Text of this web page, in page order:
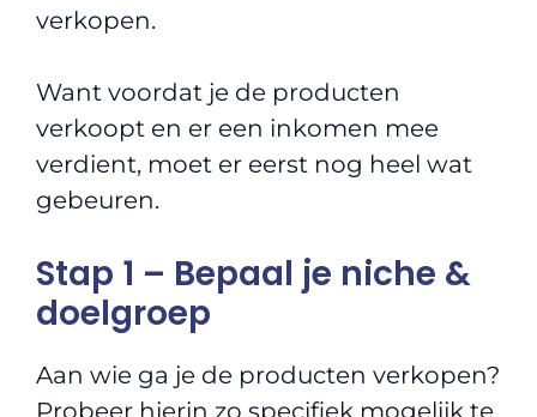
verkopen.
Want voordat je de producten
verkoopt en er een inkomen mee
verdient, moet er eerst nog heel wat
gebeuren.
Stap 1 – Bepaal je niche &
doelgroep
Aan wie ga je de producten verkopen?
Probeer hierin zo specifiek mogelijk te